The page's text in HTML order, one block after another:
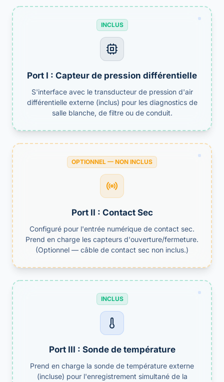
INCLUS
Port I : Capteur de pression différentielle
S'interface avec le transducteur de pression d'air
différentielle externe (inclus) pour les diagnostics de
salle blanche, de filtre ou de conduit.
OPTIONNEL — NON INCLUS
Port II : Contact Sec
Configuré pour l'entrée numérique de contact sec.
Prend en charge les capteurs d'ouverture/fermeture.
(Optionnel — câble de contact sec non inclus.)
INCLUS
Port III : Sonde de température
Prend en charge la sonde de température externe
(incluse) pour l'enregistrement simultané de la